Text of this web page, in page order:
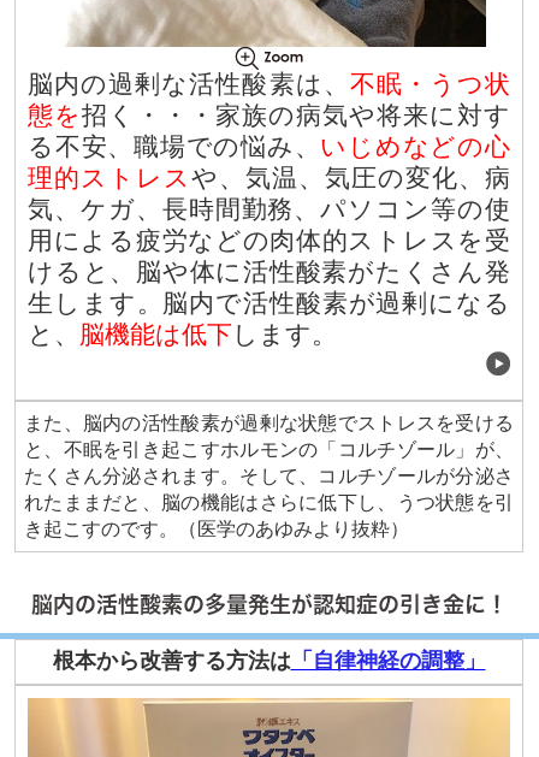
脳内の過剰な活性酸素は、 不眠・うつ状
態を招く・・・家族の病気や将来に対す
る不安、職場での悩み、 いじめなどの心
理的ストレス や、気温、気圧の変化、病
気、ケガ、長時間勤務、パソコン等の使
用による疲労などの肉体的ストレスを受
けると、脳や体に活性酸素がたくさん発
生します。脳内で活性酸素が過剰になる
と、 脳機能は低下します。
また、脳内の活性酸素が過剰な状態でストレスを受ける
と、不眠を引き起こすホルモンの「コルチゾール」が、
たくさん分泌されます。そして、コルチゾールが分泌さ
れたままだと、脳の機能はさらに低下し、うつ状態を引
き起こすのです。（医学のあゆみより抜粋）
脳内の活性酸素の多量発生が認知症の引き金に！
根本から改善する方法は「自律神経の調整」